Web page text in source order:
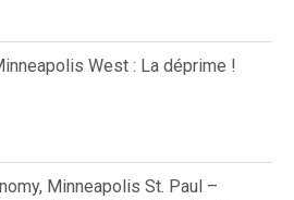
West : La déprime !
Minneapolis St. Paul –